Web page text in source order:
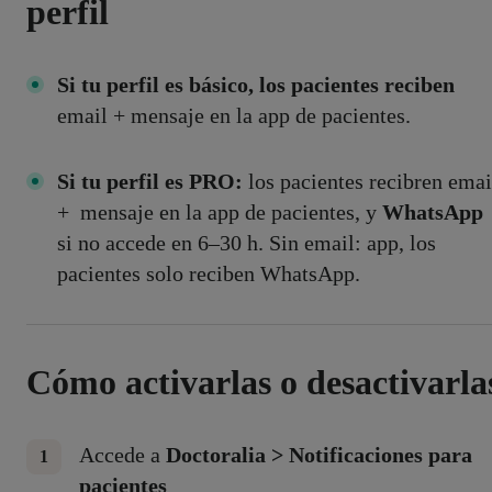
perfil
Si tu perfil es básico, los pacientes reciben
email + mensaje en la app de pacientes.
Si tu perfil es PRO: los pacientes recibren
+ mensaje en la app de pacientes, y WhatsApp
si no accede en 6–30 h. Sin email: app, los
pacientes solo reciben WhatsApp.
Cómo activarlas o
Accede a Doctoralia > Notificaciones para
pacientes